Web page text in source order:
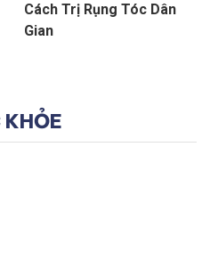
Cách Trị Rụng Tóc Dân
Gian